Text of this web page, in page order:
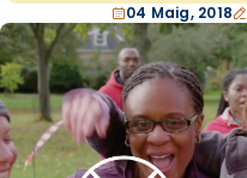
04 Maig, 2018